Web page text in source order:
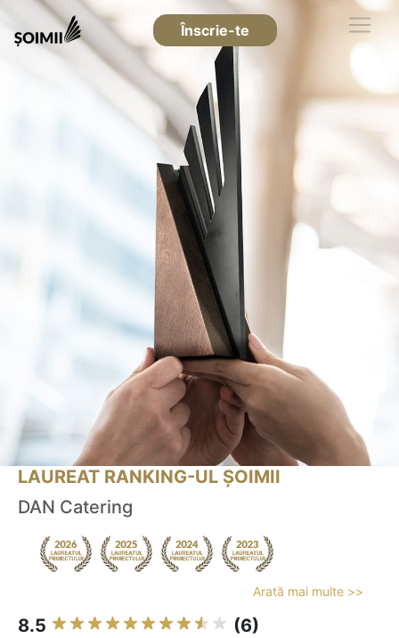
Înscrie-te
LAUREAT RANKING-UL ȘOIMII
DAN Catering
Arată mai multe >>
8.5 (6)